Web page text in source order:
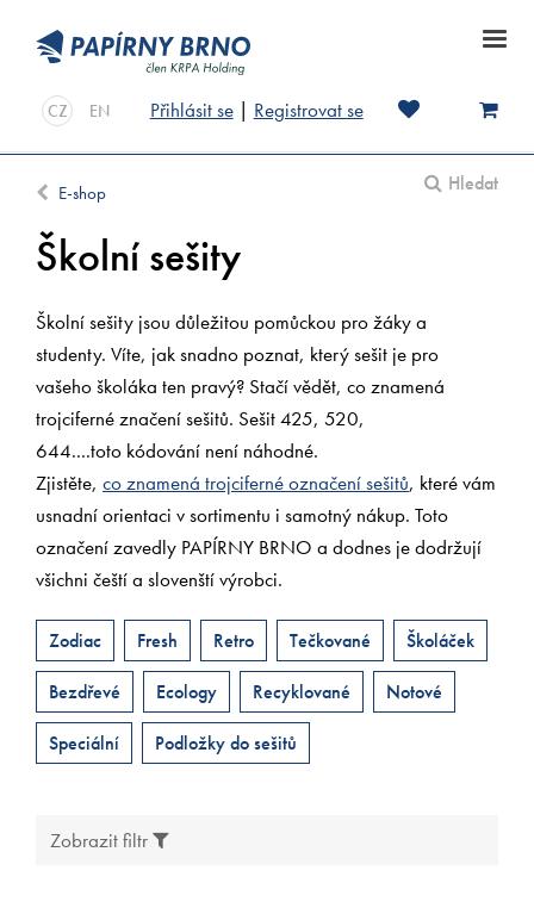
CZ EN Přihlásit se | Registrovat se
Hledat
E-shop
Školní sešity
Školní sešity jsou důležitou pomůckou pro žáky a
studenty. Víte, jak snadno poznat, který sešit je pro
vašeho školáka ten pravý? Stačí vědět, co znamená
trojciferné značení sešitů. Sešit 425, 520,
644....toto kódování není náhodné.
Zjistěte, co znamená trojciferné označení sešitů, které vám
usnadní orientaci v sortimentu i samotný nákup. Toto
označení zavedly PAPÍRNY BRNO a dodnes je dodržují
všichni čeští a slovenští výrobci.
Zodiac Fresh Retro Tečkované Školáček
Bezdřevé Ecology Recyklované Notové
Speciální Podložky do sešitů
Zobrazit filtr